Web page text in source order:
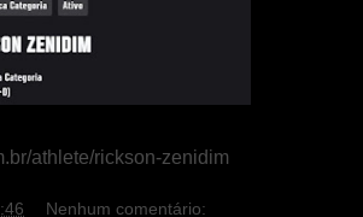
athlete/rickson-zenidim
Nenhum comentário: